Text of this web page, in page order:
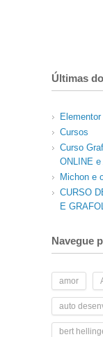
Últimas
Cursos
Curso
ONLINE
Michon e
CURSO
E
Navegue
amor
auto
bert